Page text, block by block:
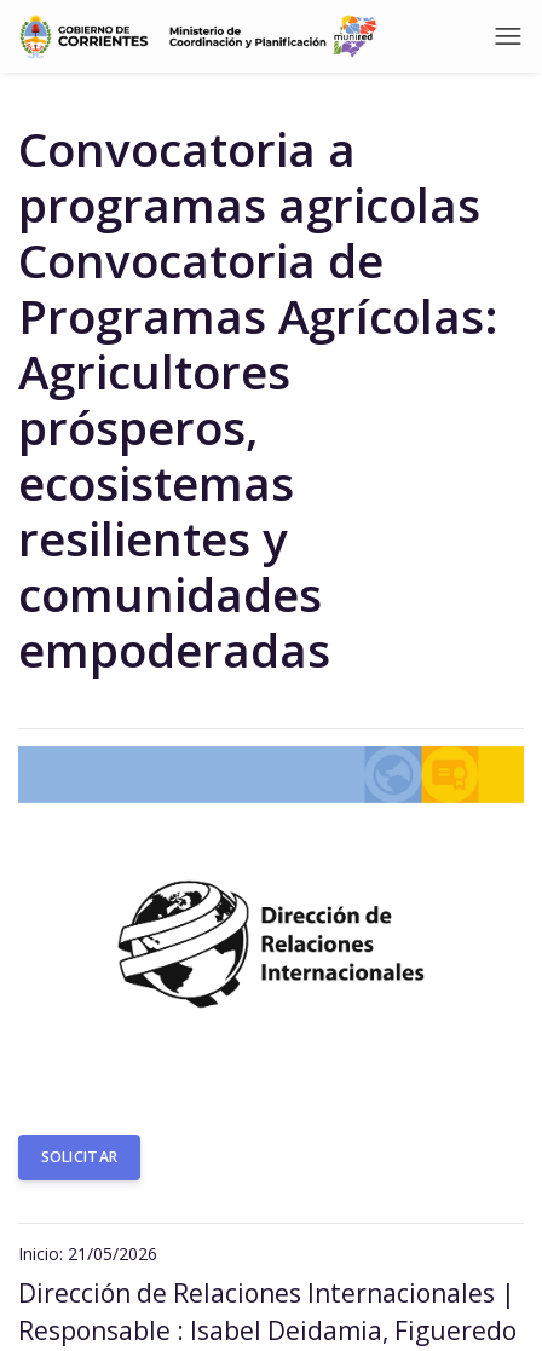
Convocatoria a
programas agricolas
Convocatoria de
Programas Agrícolas:
Agricultores
prósperos,
ecosistemas
resilientes y
comunidades
empoderadas
SOLICITAR
Inicio: 21/05/2026
Dirección de Relaciones Internacionales |
Responsable : Isabel Deidamia, Figueredo